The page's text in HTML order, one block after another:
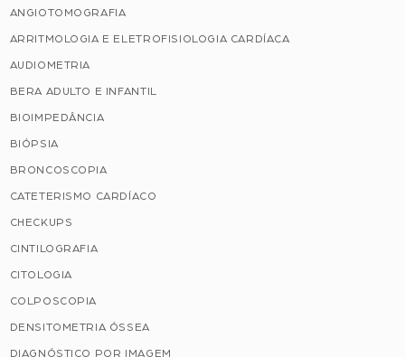
ANGIOTOMOGRAFIA
ARRITMOLOGIA E ELETROFISIOLOGIA CARDÍACA
AUDIOMETRIA
BERA ADULTO E INFANTIL
BIOIMPEDÂNCIA
BIÓPSIA
BRONCOSCOPIA
CATETERISMO CARDÍACO
CHECKUPS
CINTILOGRAFIA
CITOLOGIA
COLPOSCOPIA
DENSITOMETRIA ÓSSEA
DIAGNÓSTICO POR IMAGEM